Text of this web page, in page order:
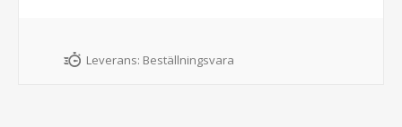
Leverans: Beställningsvara